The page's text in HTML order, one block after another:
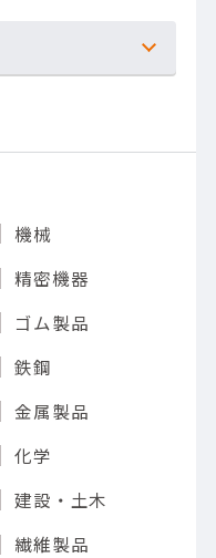
機械
精密機器
ゴム製品
鉄鋼
金属製品
化学
建設・土木
繊維製品